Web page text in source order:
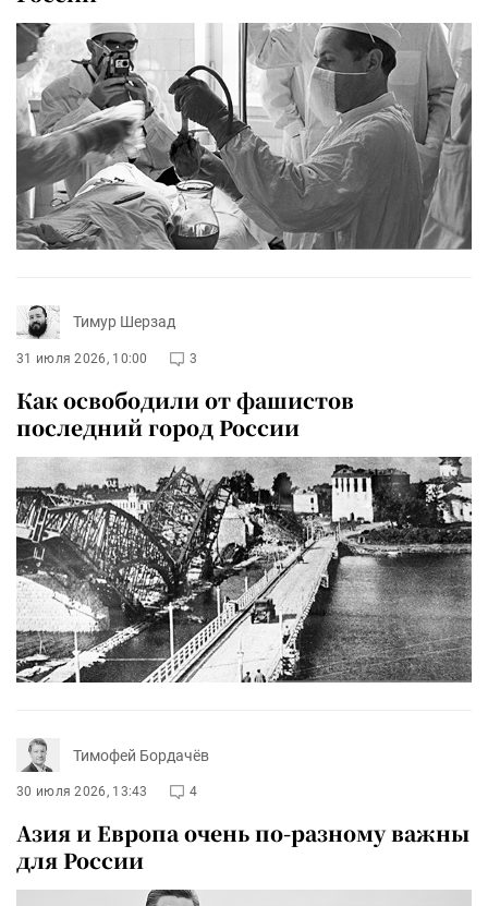
Тимур Шерзад
31 июля 2026, 10:00 3
Как освободили от фашистов
последний город России
Тимофей Бордачёв
30 июля 2026, 13:43 4
Азия и Европа очень по-разному важны
для России